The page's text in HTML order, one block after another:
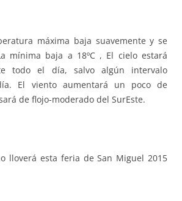
máxima baja suavemente y se
mínima baja a 18ºC , El cielo estará
todo el día, salvo algún intervalo
El viento aumentará un poco de
de flojo-moderado del SurEste.
lloverá esta feria de San Miguel 2015